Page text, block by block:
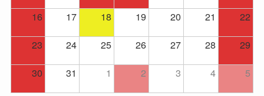
16
17 18 19 20 21
22
23
24 25 26 27 28
29
30
31 1 2 3 4 5